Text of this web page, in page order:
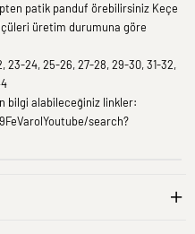
patik panduf örebilirsiniz Keçe
üretim durumuna göre
23-24, 25-26, 27-28, 29-30, 31-32,
bilgi alabileceğiniz linkler:
search?